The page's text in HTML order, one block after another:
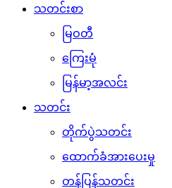
သတင်းစာ
မြဝတီ
ကြေးမုံ
မြန်မာ့အလင်း
သတင်း
တိုက်ပွဲသတင်း
ထောက်ခံအားပေးမှု
တန်ပြန်သတင်း